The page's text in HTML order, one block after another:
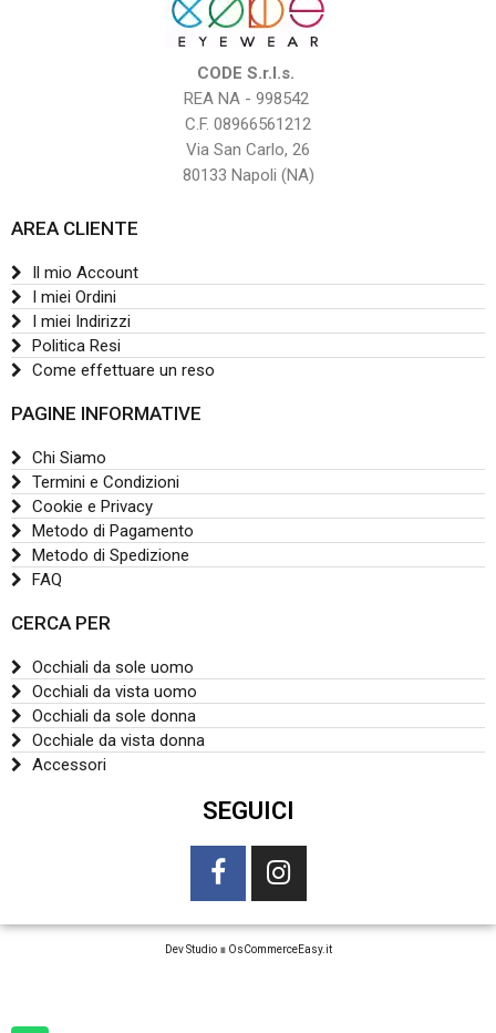
CODE S.r.l.s.
REA NA - 998542
C.F. 08966561212
Via San Carlo, 26
80133 Napoli (NA)
AREA CLIENTE
Il mio Account
I miei Ordini
I miei Indirizzi
Politica Resi
Come effettuare un reso
PAGINE INFORMATIVE
Chi Siamo
Termini e Condizioni
Cookie e Privacy
Metodo di Pagamento
Metodo di Spedizione
FAQ
CERCA PER
Occhiali da sole uomo
Occhiali da vista uomo
Occhiali da sole donna
Occhiale da vista donna
Accessori
SEGUICI
Dev Studio ∎ OsCommerceEasy.it